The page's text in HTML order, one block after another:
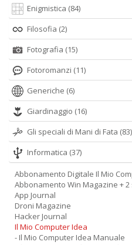
Enigmistica (84)
Filosofia (2)
Fotografia (15)
Fotoromanzi (11)
Generiche (6)
Giardinaggio (16)
Gli speciali di Mani di Fata (83)
Informatica (37)
Abbonamento Digitale Il Mio
Abbonamento Win Magazine +
App Journal
Droni Magazine
Hacker Journal
Il Mio Computer Idea
- Il Mio Computer Idea Manuale